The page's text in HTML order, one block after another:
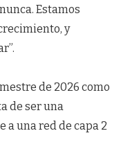
Estamos
y
de 2026 como
de ser una
a una red de capa 2